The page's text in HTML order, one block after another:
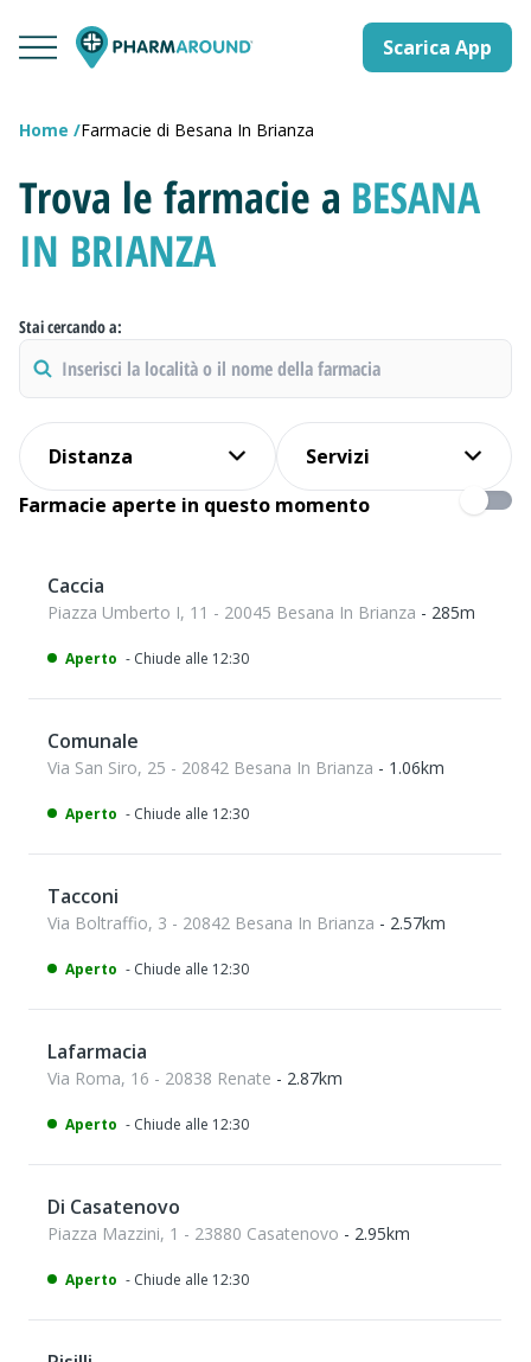
Scarica App
Home Farmacie di Besana In Brianza
Trova le farmacie a BESANA
IN BRIANZA
Stai cercando a:
Distanza
Servizi
Farmacie aperte in questo momento
Caccia
Piazza Umberto I, 11 - 20045 Besana In Brianza - 285m
Aperto - Chiude alle 12:30
Comunale
Via San Siro, 25 - 20842 Besana In Brianza - 1.06km
Aperto - Chiude alle 12:30
Tacconi
Via Boltraffio, 3 - 20842 Besana In Brianza - 2.57km
Aperto - Chiude alle 12:30
Lafarmacia
Via Roma, 16 - 20838 Renate - 2.87km
Aperto - Chiude alle 12:30
Di Casatenovo
Piazza Mazzini, 1 - 23880 Casatenovo - 2.95km
Aperto - Chiude alle 12:30